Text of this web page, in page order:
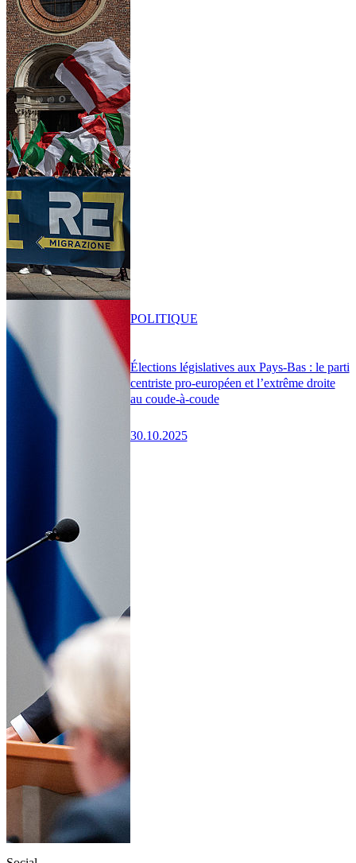
Élections législatives aux Pays-Bas : le parti
centriste pro-européen et l’extrême droite
au coude-à-coude
30.10.2025
POLITIQUE